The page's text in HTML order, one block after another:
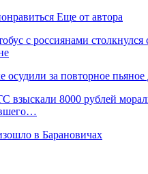
Еще от автора
с россиянами столкнулся
осудили за повторное
взыскали 8000 рублей
в Барановичах